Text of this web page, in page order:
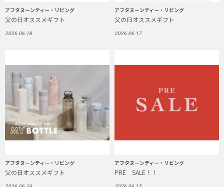
アフタヌーンティー・リビング
父の日オススメギフト
2026.06.18
アフタヌーンティー・リビング
父の日オススメギフト
2026.06.17
アフタヌーンティー・リビング
父の日オススメギフト
アフタヌーンティー・リビング
PRE SALE！！